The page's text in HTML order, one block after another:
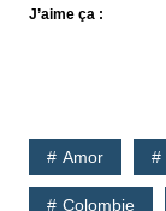
J’aime ça :
Amor
Colombie